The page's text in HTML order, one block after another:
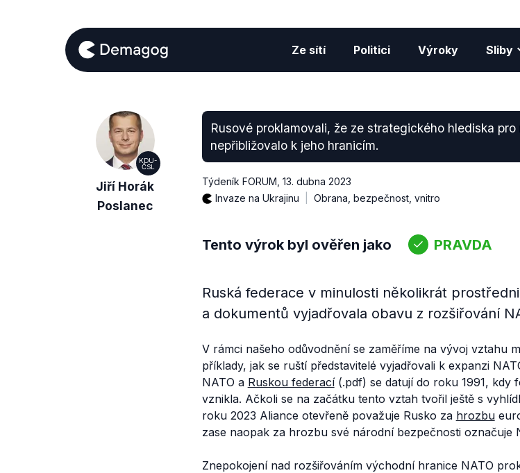
Ze sítí Politici Výroky Sliby
KDU-
ČSL
Jiří Horák
Poslanec
Rusové proklamovali, že ze strategického hlediska
nepřibližovalo k jeho hranicím.
Týdeník FORUM 13. dubna 2023
Invaze na Ukrajinu
Obrana, bezpečnost, vnitro
Tento výrok byl ověřen jako PRAVDA
Ruská federace v minulosti několikrát
a dokumentů vyjadřovala obavu z rozšiřování
V rámci našeho odůvodnění se zaměříme na vývoj vztahu
příklady, jak se ruští představitelé vyjadřovali k expanzi
NATO a Ruskou federací(.pdf) se datují do roku 1991, kdy
vznikla. Ačkoli se na začátku tento vztah tvořil ještě s
roku 2023 Aliance otevřeně považuje Rusko za hrozbu
zase naopak za hrozbu své národní bezpečnosti označuje
Znepokojení nad rozšiřováním východní hranice NATO